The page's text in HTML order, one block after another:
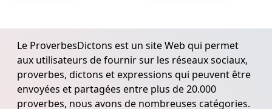
Le ProverbesDictons est un site Web qui permet
aux utilisateurs de fournir sur les réseaux sociaux,
proverbes, dictons et expressions qui peuvent être
envoyées et partagées entre plus de 20.000
proverbes, nous avons de nombreuses catégories.